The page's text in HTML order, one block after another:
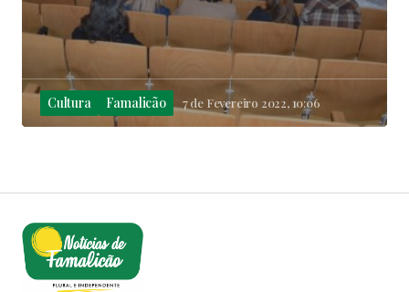
Cultura Famalicão 7 de Fevereiro 2022, 10:06